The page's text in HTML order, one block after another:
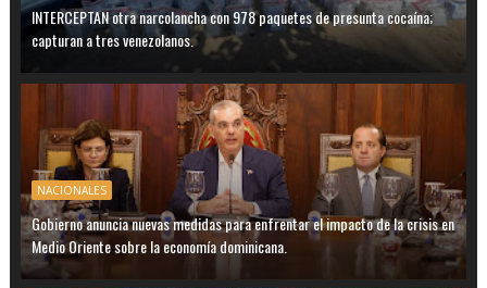
INTERCEPTAN otra narcolancha con 978 paquetes de presunta cocaína;
capturan a tres venezolanos.
NACIONALES
Gobierno anuncia nuevas medidas para enfrentar el impacto de la crisis en
Medio Oriente sobre la economía dominicana.